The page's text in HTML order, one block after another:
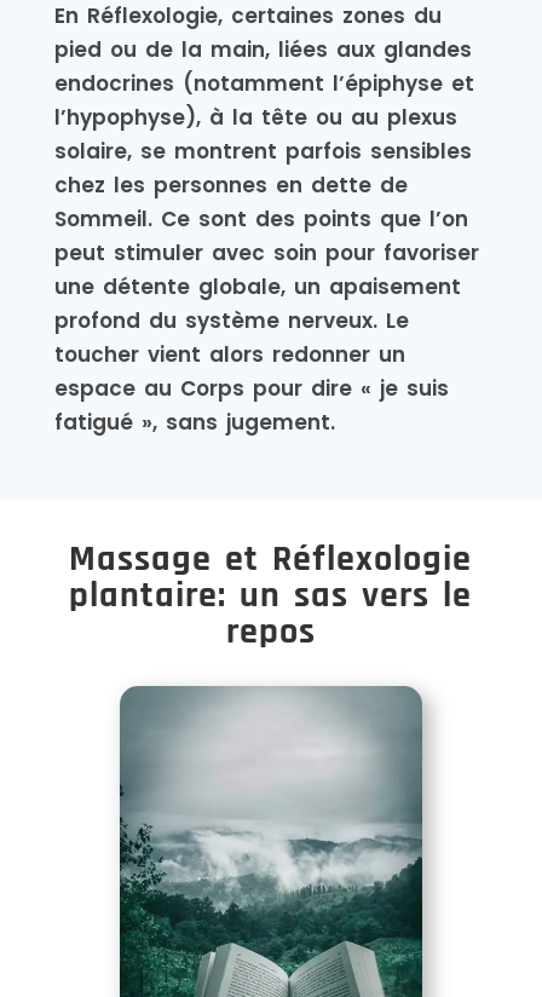
En Réflexologie, certaines zones du
pied ou de la main, liées aux glandes
endocrines (notamment l’épiphyse et
l’hypophyse), à la tête ou au plexus
solaire, se montrent parfois sensibles
chez les personnes en dette de
Sommeil. Ce sont des points que l’on
peut stimuler avec soin pour favoriser
une détente globale, un apaisement
profond du système nerveux. Le
toucher vient alors redonner un
espace au Corps pour dire « je suis
fatigué », sans jugement.
Massage et Réflexologie
plantaire: un sas vers le
repos